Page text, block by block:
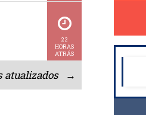
22
HORAS
ATRÁS
atualizados →